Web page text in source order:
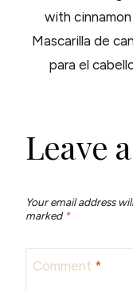
with
Mascarilla de
para el
Leave
Your email address
marked *
Comment *